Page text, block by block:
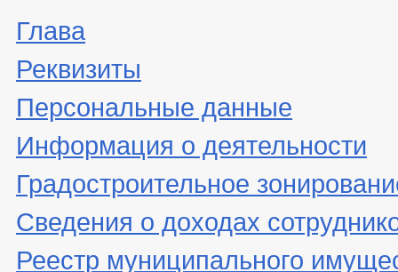
Глава
Реквизиты
Персональные данные
Информация о деятельности
Градостроительное
Сведения о доходах
Реестр муниципального